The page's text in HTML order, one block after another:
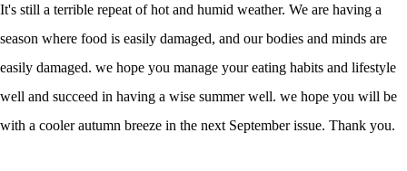
It's still a terrible repeat of hot and humid weather. We are having a
season where food is easily damaged, and our bodies and minds are
easily damaged. we hope you manage your eating habits and lifestyle
well and succeed in having a wise summer well. we hope you will be
with a cooler autumn breeze in the next September issue. Thank you.